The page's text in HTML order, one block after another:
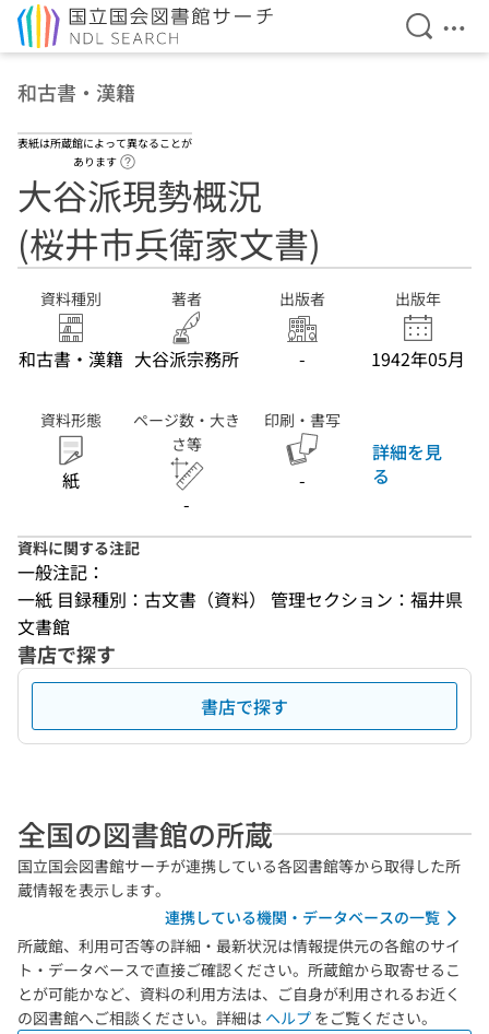
検索を
メ
和古書・漢籍
表紙は所蔵館によって異なることが
あります
大谷派現勢概況
(桜井市兵衛家文書)
資料種別
和古書・漢籍
著者
大谷派宗務所
出版者
-
出版年
1942年05月
資料形態
紙
ページ数・大き
さ等
-
印刷・書写
-
詳細を見
る
資料に関する注記
一般注記：
一紙 目録種別：古文書（資料） 管理セクション：福井県
文書館
書店で探す
書店で探す
全国の図書館の所蔵
国立国会図書館サーチが連携している各図書館等から取得した所
蔵情報を表示します。
連携している機関・データベースの一覧
所蔵館、利用可否等の詳細・最新状況は情報提供元の各館のサイ
ト・データベースで直接ご確認ください。所蔵館から取寄せるこ
とが可能かなど、資料の利用方法は、ご自身が利用されるお近く
の図書館へご相談ください。詳細は ヘルプ をご覧ください。